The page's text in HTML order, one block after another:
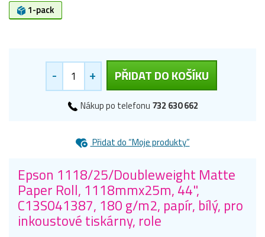
1-pack
- + PŘIDAT DO KOŠÍKU
Nákup po telefonu 732 630 662
Přidat do “Moje produkty”
Epson 1118/25/Doubleweight Matte
Paper Roll, 1118mmx25m, 44",
C13S041387, 180 g/m2, papír, bílý, pro
inkoustové tiskárny, role